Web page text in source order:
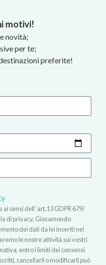
motivi!
novità;
per te;
preferite!
ai sensi dell’ art.13 GDPR 679/
di privacy, Giocamondo
dei dati da lei inseriti nel
le nostre attività sui vostri
entro i limiti dei consensi
cancellarli o modificarli può